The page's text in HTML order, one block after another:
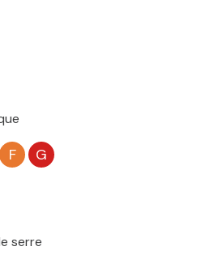
F G
serre